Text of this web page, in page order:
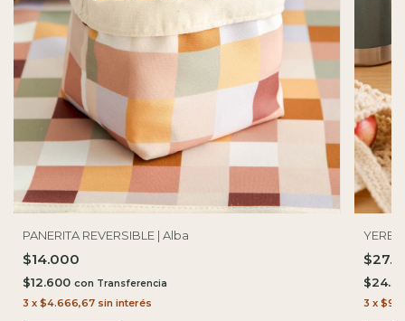
PANERITA REVERSIBLE | Alba
$14.000
$12.600 con
3 x $4.666,67 sin interés 3 x